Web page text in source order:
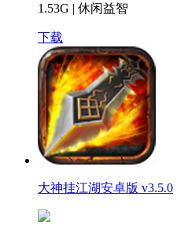
1.53G | 休闲益智
下载
大神挂江湖安卓版 v3.5.0